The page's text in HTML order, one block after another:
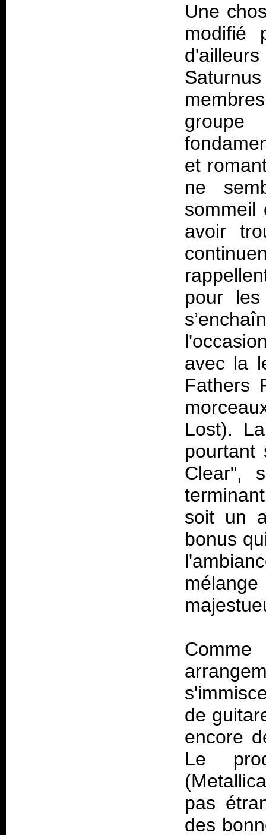
Une
modifié
groupe
et
ne
sommeil
avoir
pour
avec la
Fathers
Lost).
pourtant
Clear",
soit un
bonus
de
encore
Le
pas
des